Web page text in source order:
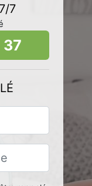
7
37